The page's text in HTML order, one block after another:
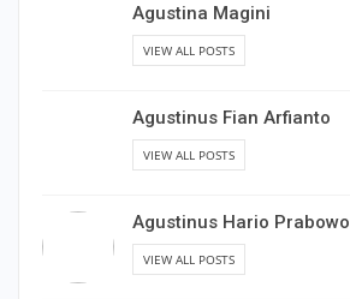
Agustina Magini
VIEW ALL POSTS
Agustinus Fian Arfianto
VIEW ALL POSTS
Agustinus Hario Prabowo
VIEW ALL POSTS